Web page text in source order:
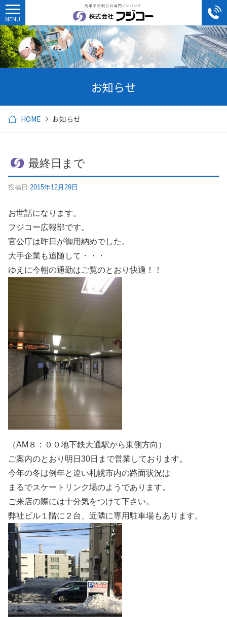
お知らせ
HOME お知らせ
最終日まで
投稿日:2015年12月29日
お世話になります。
フジコー広報部です。
官公庁は昨日が御用納めでした。
大手企業も追随して・・・
ゆえに今朝の通勤はご覧のとおり快適！！
（AM８：００地下鉄大通駅から東側方向）
ご案内のとおり明日30日まで営業しております。
今年の冬は例年と違い札幌市内の路面状況は
まるでスケートリンク場のようであります。
ご来店の際には十分気をつけて下さい。
弊社ビル１階に２台、近隣に専用駐車場もあります。